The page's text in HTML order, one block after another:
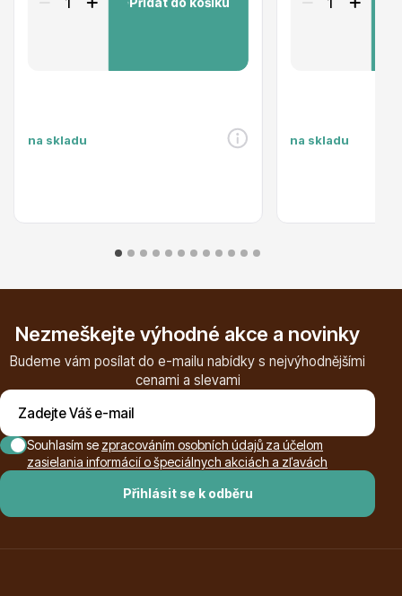
Živé ploty
na skladu na skladu
Nezmeškejte výhodné akce a novinky
Budeme vám posílat do e-mailu nabídky s nejvýhodnějšími
cenami a slevami
Přihlásit se k odběru
Souhlasím se zpracováním osobních údajů za účelom
zasielania informácií o špeciálnych akciách a zľavách